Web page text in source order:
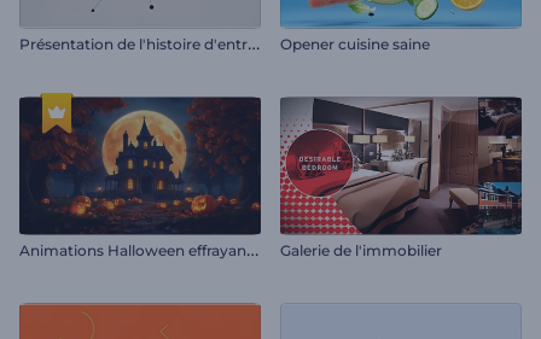
P
résentation de l'histoire d'entreprise Opener cuisine saine
A
nimations Halloween effrayantes Galerie de l'immobilier